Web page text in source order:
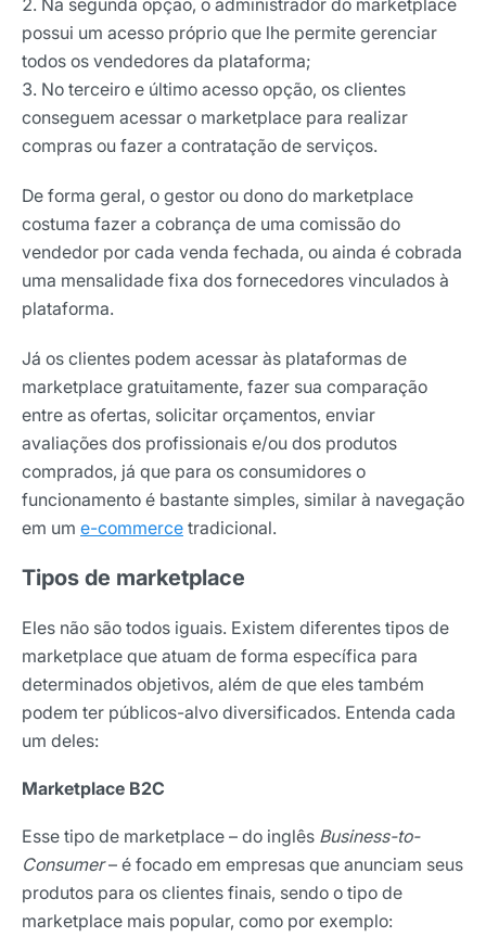
Na segunda opção, o administrador do marketplace
possui um acesso próprio que lhe permite gerenciar
todos os vendedores da plataforma;
No terceiro e último acesso opção, os clientes
conseguem acessar o marketplace para realizar
compras ou fazer a contratação de serviços.
De forma geral, o gestor ou dono do marketplace
costuma fazer a cobrança de uma comissão do
vendedor por cada venda fechada, ou ainda é cobrada
uma mensalidade fixa dos fornecedores vinculados à
plataforma.
Já os clientes podem acessar às plataformas de
marketplace gratuitamente, fazer sua comparação
entre as ofertas, solicitar orçamentos, enviar
avaliações dos profissionais e/ou dos produtos
comprados, já que para os consumidores o
funcionamento é bastante simples, similar à navegação
em um e-commerce tradicional.
Tipos de marketplace
Eles não são todos iguais. Existem diferentes tipos de
marketplace que atuam de forma específica para
determinados objetivos, além de que eles também
podem ter públicos-alvo diversificados. Entenda cada
um deles:
Marketplace B2C
Esse tipo de marketplace – do inglês Business-to-
Consumer– é focado em empresas que anunciam seus
produtos para os clientes finais, sendo o tipo de
marketplace mais popular, como por exemplo: